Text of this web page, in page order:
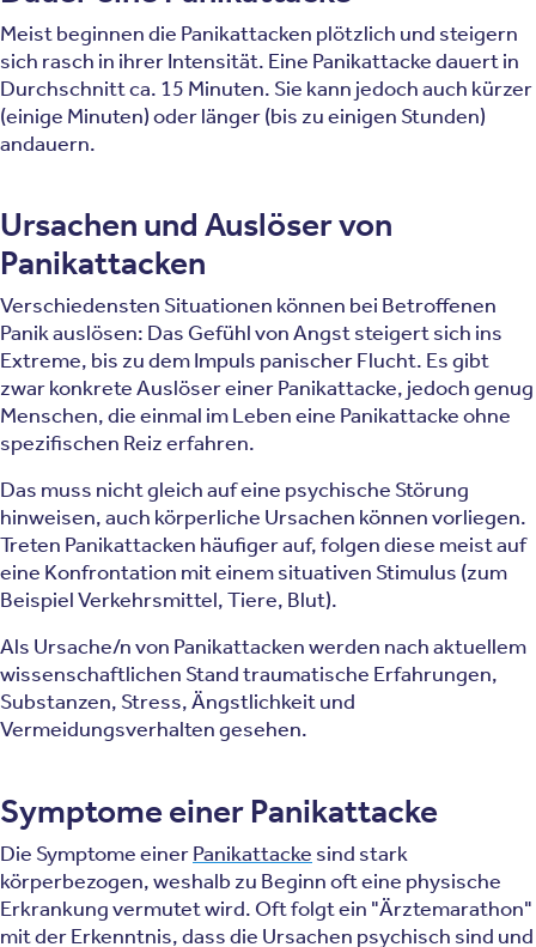
Meist beginnen die Panikattacken plötzlich und steigern
sich rasch in ihrer Intensität. Eine Panikattacke dauert in
Durchschnitt ca. 15 Minuten. Sie kann jedoch auch kürzer
(einige Minuten) oder länger (bis zu einigen Stunden)
andauern.
Ursachen und Auslöser von
Panikattacken
Verschiedensten Situationen können bei Betroffenen
Panik auslösen: Das Gefühl von Angst steigert sich ins
Extreme, bis zu dem Impuls panischer Flucht. Es gibt
zwar konkrete Auslöser einer Panikattacke, jedoch genug
Menschen, die einmal im Leben eine Panikattacke ohne
spezifischen Reiz erfahren.
Das muss nicht gleich auf eine psychische Störung
hinweisen, auch körperliche Ursachen können vorliegen.
Treten Panikattacken häufiger auf, folgen diese meist auf
eine Konfrontation mit einem situativen Stimulus (zum
Beispiel Verkehrsmittel, Tiere, Blut).
Als Ursache/n von Panikattacken werden nach aktuellem
wissenschaftlichen Stand traumatische Erfahrungen,
Substanzen, Stress, Ängstlichkeit und
Vermeidungsverhalten gesehen.
Symptome einer Panikattacke
Die Symptome einerPanikattacke sind stark
körperbezogen, weshalb zu Beginn oft eine physische
Erkrankung vermutet wird. Oft folgt ein "Ärztemarathon"
mit der Erkenntnis, dass die Ursachen psychisch sind und